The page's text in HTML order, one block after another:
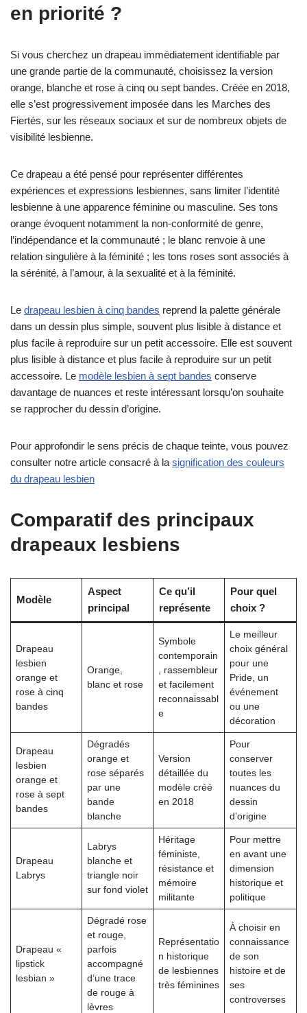
en priorité ?
Si vous cherchez un drapeau immédiatement identifiable par
une grande partie de la communauté, choisissez la version
orange, blanche et rose à cinq ou sept bandes. Créée en 2018,
elle s’est progressivement imposée dans les Marches des
Fiertés, sur les réseaux sociaux et sur de nombreux objets de
visibilité lesbienne.
Ce drapeau a été pensé pour représenter différentes
expériences et expressions lesbiennes, sans limiter l’identité
lesbienne à une apparence féminine ou masculine. Ses tons
orange évoquent notamment la non-conformité de genre,
l’indépendance et la communauté ; le blanc renvoie à une
relation singulière à la féminité ; les tons roses sont associés à
la sérénité, à l’amour, à la sexualité et à la féminité.
Le drapeau lesbien à cinq bandes reprend la palette générale
dans un dessin plus simple, souvent plus lisible à distance et
plus facile à reproduire sur un petit accessoire. Elle est souvent
plus lisible à distance et plus facile à reproduire sur un petit
accessoire. Le modèle lesbien à sept bandes conserve
davantage de nuances et reste intéressant lorsqu’on souhaite
se rapprocher du dessin d’origine.
Pour approfondir le sens précis de chaque teinte, vous pouvez
consulter notre article consacré à la signification des couleurs
du drapeau lesbien
Comparatif des principaux
drapeaux lesbiens
Modèle
Aspect
principal
Ce qu’il
représente
Pour quel
choix ?
Drapeau
lesbien
orange et
rose à cinq
bandes
Orange,
blanc et rose
Symbole
contemporain
, rassembleur
et facilement
reconnaissabl
e
Le meilleur
choix général
pour une
Pride, un
événement
ou une
décoration
Drapeau
lesbien
orange et
rose à sept
bandes
Dégradés
orange et
rose séparés
par une
bande
blanche
Version
détaillée du
modèle créé
en 2018
Pour
conserver
toutes les
nuances du
dessin
d’origine
Drapeau
Labrys
Labrys
blanche et
triangle noir
sur fond violet
Héritage
féministe,
résistance et
mémoire
militante
Pour mettre
en avant une
dimension
historique et
politique
Drapeau «
lipstick
lesbian »
Dégradé rose
et rouge,
parfois
accompagné
d’une trace
de rouge à
lèvres
Représentatio
n historique
de lesbiennes
très féminines
À choisir en
connaissance
de son
histoire et de
ses
controverses